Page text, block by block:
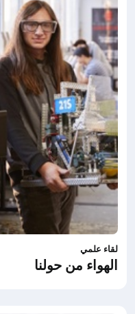
لقاء علمي
الهواء من حولنا